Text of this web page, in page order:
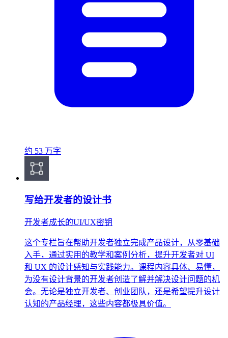
约 53 万字
写给开发者的设计书
开发者成长的UI/UX密钥
这个专栏旨在帮助开发者独立完成产品设计，从零基础
入手，通过实用的教学和案例分析，提升开发者对 UI
和 UX 的设计感知与实践能力。课程内容具体、易懂，
为没有设计背景的开发者创造了解并解决设计问题的机
会。无论是独立开发者、创业团队，还是希望提升设计
认知的产品经理，这些内容都极具价值。